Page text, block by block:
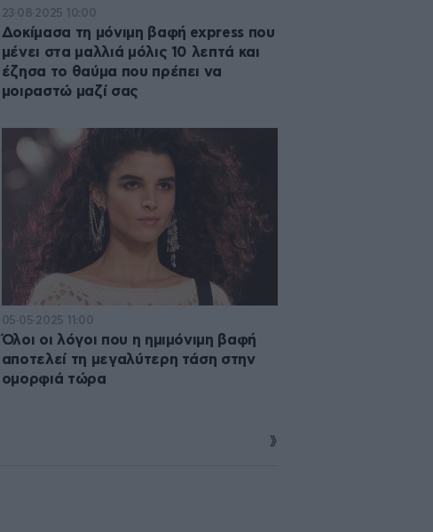
23·08·2025 10:00
Δοκίμασα τη μόνιμη βαφή express που
μένει στα μαλλιά μόλις 10 λεπτά και
έζησα το θαύμα που πρέπει να
μοιραστώ μαζί σας
05·05·2025 11:00
Όλοι οι λόγοι που η ημιμόνιμη βαφή
αποτελεί τη μεγαλύτερη τάση στην
ομορφιά τώρα